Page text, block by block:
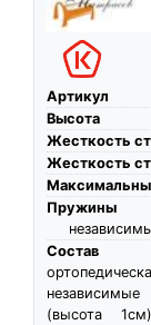
Артикул
Высота
Жесткость
Жесткость
Пружины
Состав
(высота